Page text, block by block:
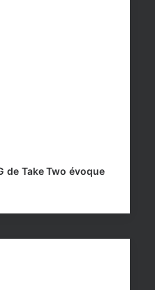
de Take Two évoque